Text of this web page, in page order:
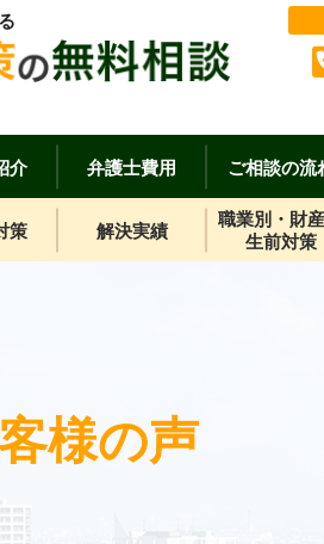
介 弁護士費用 ご相談の流
策 解決実績
職業別・財
生前対策
様の声